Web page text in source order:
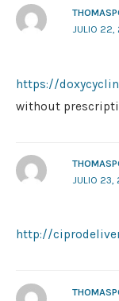
JULIO 22,
https://
without
JULIO 23,
http://